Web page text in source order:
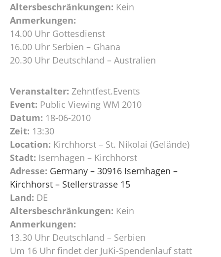
Altersbeschränkungen: Kein
Anmerkungen:
14.00 Uhr Gottesdienst
16.00 Uhr Serbien – Ghana
20.30 Uhr Deutschland – Australien
Veranstalter: Zehntfest.Events
Event: Public Viewing WM 2010
Datum: 18-06-2010
Zeit: 13:30
Location: Kirchhorst – St. Nikolai (Gelände)
Stadt: Isernhagen – Kirchhorst
Adresse: Germany – 30916 Isernhagen –
Kirchhorst – Stellerstrasse 15
Land: DE
Altersbeschränkungen: Kein
Anmerkungen:
13.30 Uhr Deutschland – Serbien
Um 16 Uhr findet der JuKi-Spendenlauf statt